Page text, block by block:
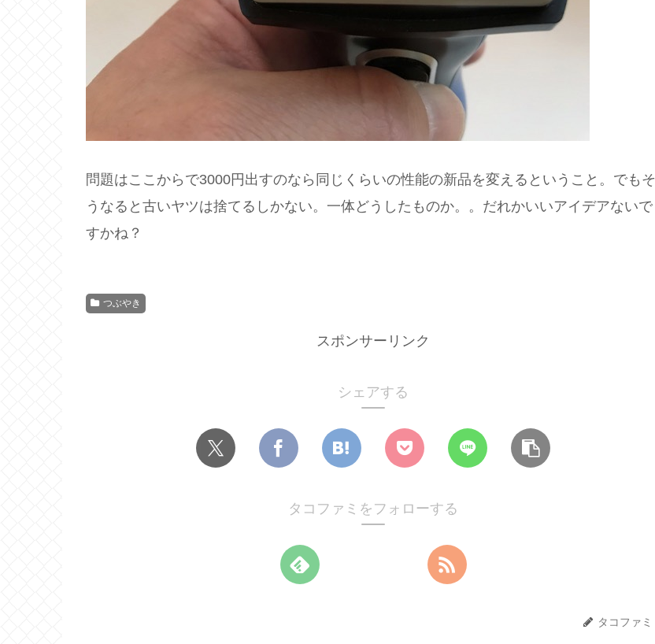
問題はここからで3000円出すのなら同じくらいの性能の新品を変えるということ。でもそ
うなると古いヤツは捨てるしかない。一体どうしたものか。。だれかいいアイデアないで
すかね？
つぶやき
スポンサーリンク
シェアする
タコファミをフォローする
タコファミ